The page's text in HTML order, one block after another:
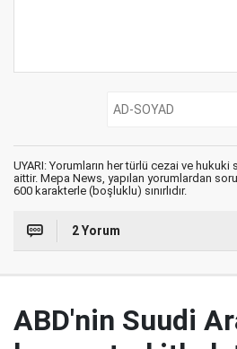
UYARI: Yorumların her türlü cezai ve
aittir. Mepa News, yapılan yorumlardan
600 karakterle (boşluklu) sınırlıdır.
2 Yorum
ABD'nin Suudi